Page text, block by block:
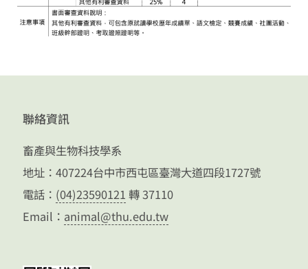
聯絡資訊
畜產與生物科技學系
地址：407224台中市西屯區臺灣大道四段1727號
電話： (04)23590121 轉 37110
Email： animal@thu.edu.tw